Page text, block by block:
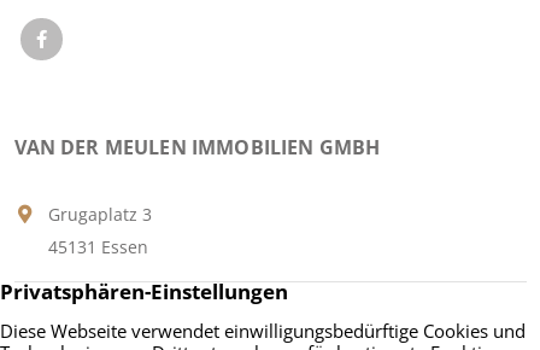
VAN DER MEULEN IMMOBILIEN GMBH
Grugaplatz 3
45131 Essen